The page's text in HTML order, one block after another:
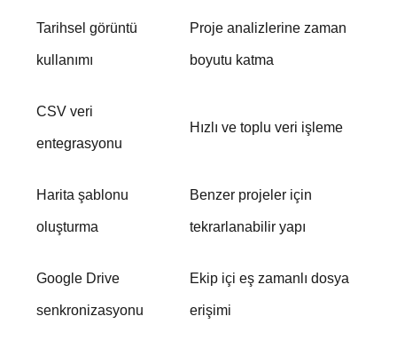
Tarihsel görüntü
kullanımı
Proje analizlerine zaman
boyutu katma
CSV veri
entegrasyonu
Hızlı ve toplu veri işleme
Harita şablonu
oluşturma
Benzer projeler için
tekrarlanabilir yapı
Google Drive
senkronizasyonu
Ekip içi eş zamanlı dosya
erişimi